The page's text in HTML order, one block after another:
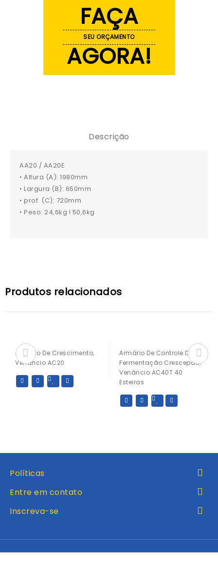
FAÇA
SEU ORÇAMENTO
AGORA!
Descrição
AA20 / AA20E
• Altura (A): 1980mm
• Largura (B): 650mm
• prof. (C): 720mm
• Peso: 24,6kg I 50,6kg
Produtos relacionados
Armário De Crescimento,
Venâncio AC20
Armário De Controle De
Fermentação Crescepão,
Venâncio AC40T 40
Esteiras
Políticas
Entre em contato
Inscreva-se